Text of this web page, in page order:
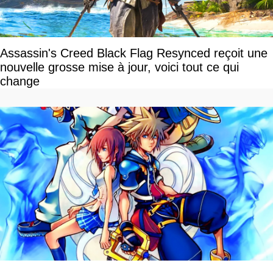
Assassin's Creed Black Flag Resynced reçoit une
nouvelle grosse mise à jour, voici tout ce qui
change